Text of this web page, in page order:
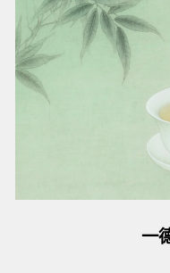
一